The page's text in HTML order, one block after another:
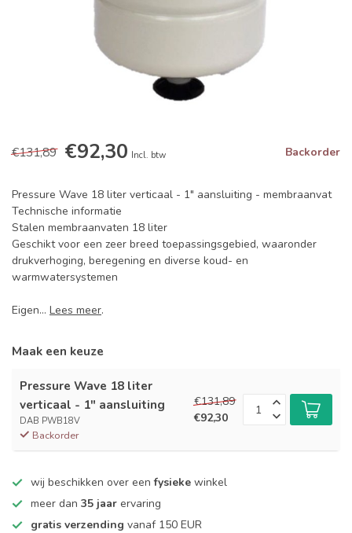
€131,89 €92,30 Incl. btw Backorder
Pressure Wave 18 liter verticaal - 1" aansluiting - membraanvat
Technische informatie
Stalen membraanvaten 18 liter
Geschikt voor een zeer breed toepassingsgebied, waaronder
drukverhoging, beregening en diverse koud- en
warmwatersystemen
Eigen... Lees meer.
Maak een keuze
Pressure Wave 18 liter
verticaal - 1" aansluiting
DAB PWB18V
Backorder
€131,89
€92,30
wij beschikken over eenfysieke winkel
meer dan 35 jaar ervaring
gratis verzending vanaf 150 EUR